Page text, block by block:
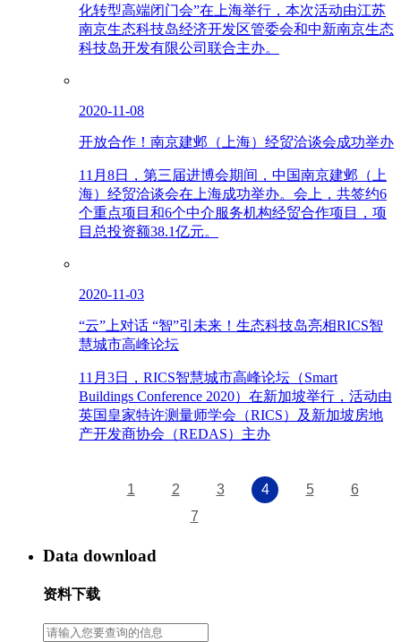
化转型高端闭门会”在上海举行，本次活动由江苏
南京生态科技岛经济开发区管委会和中新南京生态
科技岛开发有限公司联合主办。
2020-11-08
开放合作！南京建邺（上海）经贸洽谈会成功举办
11月8日，第三届进博会期间，中国南京建邺（上
海）经贸洽谈会在上海成功举办。会上，共签约6
个重点项目和6个中介服务机构经贸合作项目，项
目总投资额38.1亿元。
2020-11-03
“云”上对话 “智”引未来！生态科技岛亮相RICS智
慧城市高峰论坛
11月3日，RICS智慧城市高峰论坛（Smart
Buildings Conference 2020）在新加坡举行，活动由
英国皇家特许测量师学会（RICS）及新加坡房地
产开发商协会（REDAS）主办
1 2 3 4 5
6
7
Data download
资料下载